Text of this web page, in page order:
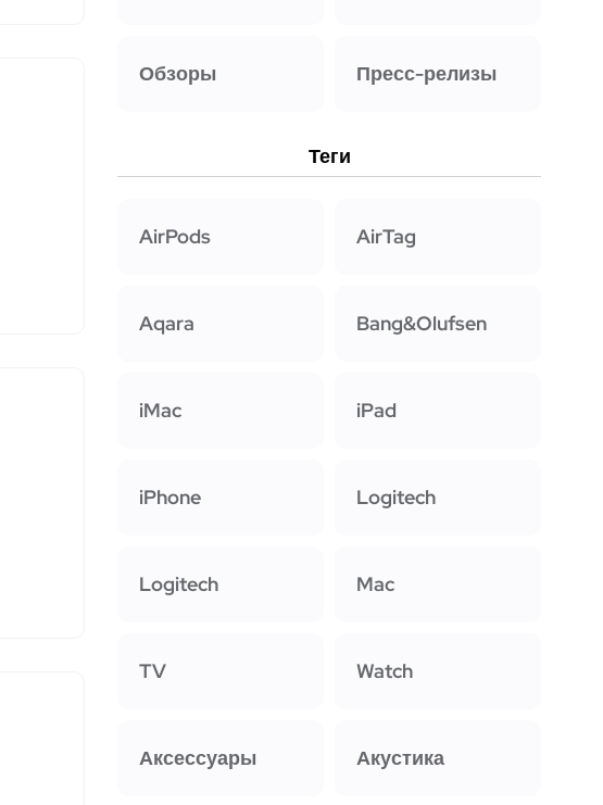
Обзоры Пресс-релизы
Теги
AirPods AirTag
Aqara Bang&Olufsen
iMac iPad
iPhone Logitech
Logitech Mac
TV Watch
Аксессуары Акустика